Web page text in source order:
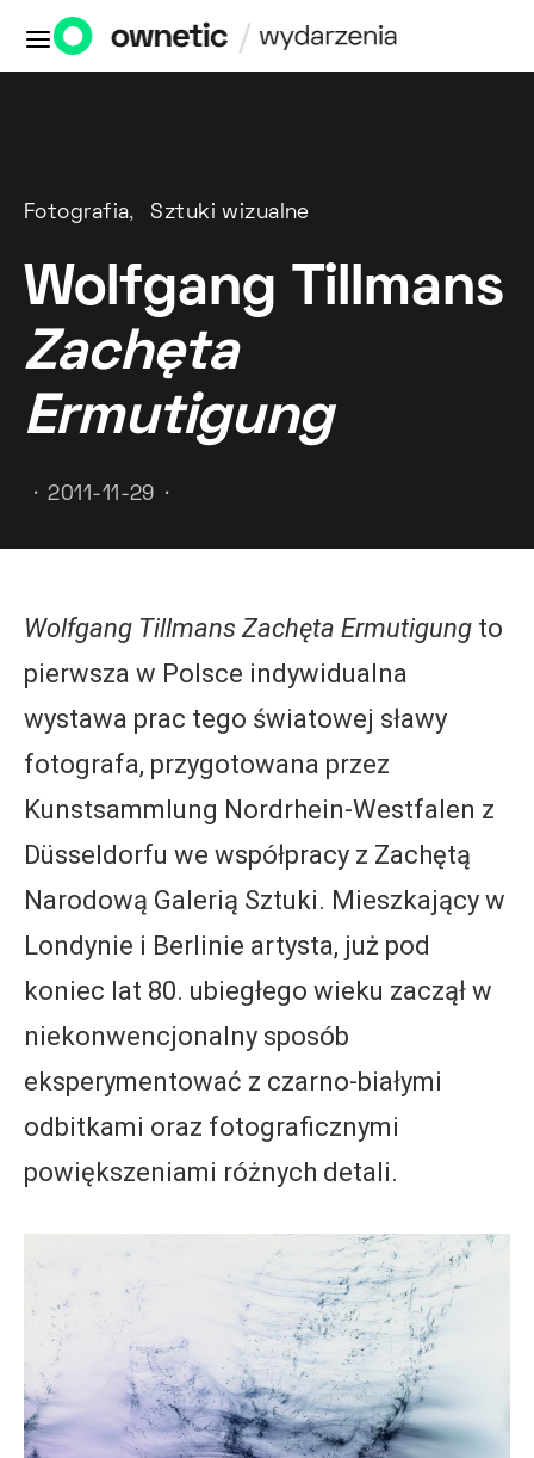
Fotografia Sztuki wizualne
Wolfgang Tillmans
Zachęta
Ermutigung
2011-11-29
Wolfgang Tillmans Zachęta Ermutigung to
pierwsza w Polsce indywidualna
wystawa prac tego światowej sławy
fotografa, przygotowana przez
Kunstsammlung Nordrhein-Westfalen z
Düsseldorfu we współpracy z Zachętą
Narodową Galerią Sztuki. Mieszkający w
Londynie i Berlinie artysta, już pod
koniec lat 80. ubiegłego wieku zaczął w
niekonwencjonalny sposób
eksperymentować z czarno-białymi
odbitkami oraz fotograficznymi
powiększeniami różnych detali.